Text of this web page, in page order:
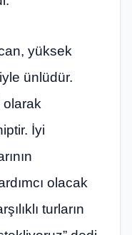
yüksek
ünlüdür.
olarak
İyi
olacak
turların